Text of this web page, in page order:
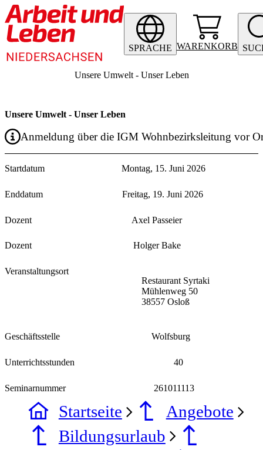
SPRACHE WARENKORB
Unsere Umwelt - Unser Leben
Unsere Umwelt - Unser Leben
Anmeldung über die IGM Wohnbezirksleitung vor
Startdatum Montag, 15. Juni 2026
Enddatum Freitag, 19. Juni 2026
Dozent Axel Passeier
Dozent Holger Bake
Veranstaltungsort
Restaurant Syrtaki
Mühlenweg 50
38557 Osloß
Geschäftsstelle Wolfsburg
Unterrichtsstunden 40
Seminarnummer 261011113
Startseite
Angebote
Bildungsurlaub